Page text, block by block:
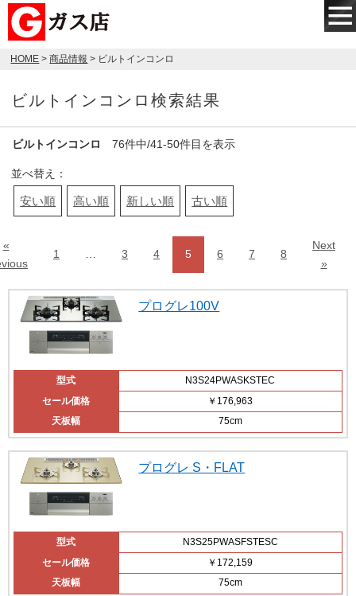
HOME >商品情報 > ビルトインコンロ
ビルトインコンロ検索結果
ビルトインコンロ 76件中/41-50件目を表示
並べ替え：
安い順 高い順 新しい順 古い順
«
1 … 3 4 5 6 7 8
Next
»
プログレ100V
型式
N3S24PWASKSTEC
セール価格
￥176,963
天板幅
75cm
プログレ S・FLAT
型式
N3S25PWASFSTESC
セール価格
￥172,159
天板幅
75cm